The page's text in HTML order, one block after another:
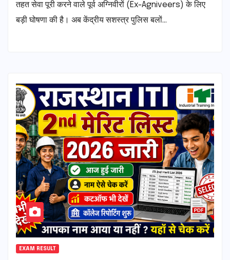
तहत सेवा पूरी करने वाले पूर्व अग्निवीरों (Ex-Agniveers) के लिए
बड़ी घोषणा की है। अब केंद्रीय सशस्त्र पुलिस बलों…
EXAM RESULT